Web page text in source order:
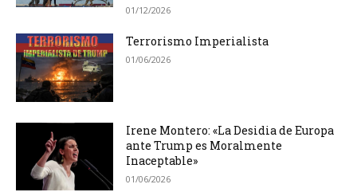
01/12/2026
Terrorismo Imperialista
01/06/2026
Irene Montero: «La Desidia de Europa
ante Trump es Moralmente
Inaceptable»
01/06/2026